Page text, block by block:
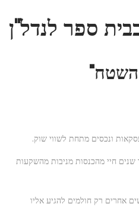
ספר לנדל"ן
השטח"
ונכסים מתחת לשווי שוק.
חיי מהכנסות מניבות מהשקעות
אחרים רק חולמים להגיע אליו